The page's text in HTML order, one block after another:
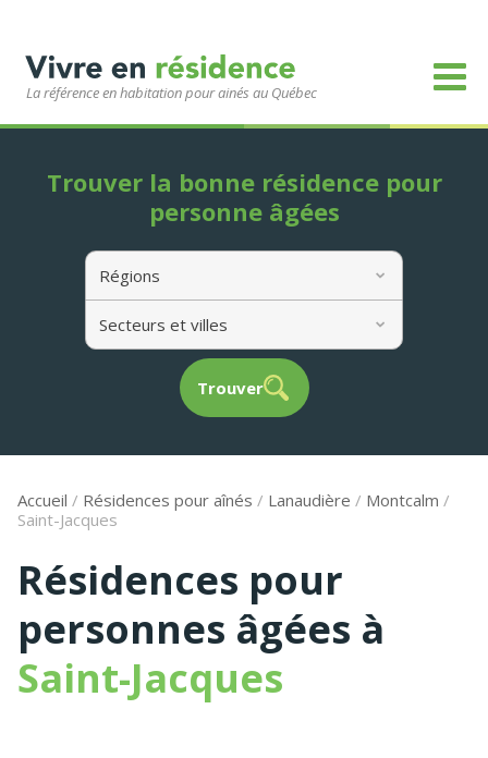
La référence en habitation pour ainés au Québec
Régions
Secteurs et villes
Trouver
Trouver la bonne résidence pour
personne âgées
Accueil / Résidences pour aînés / Lanaudière / Montcalm /
Saint-Jacques
Résidences pour
personnes âgées à
Saint-Jacques